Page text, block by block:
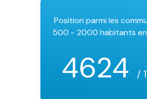
Position parmi les
500 - 2000 habitants en
4624 /